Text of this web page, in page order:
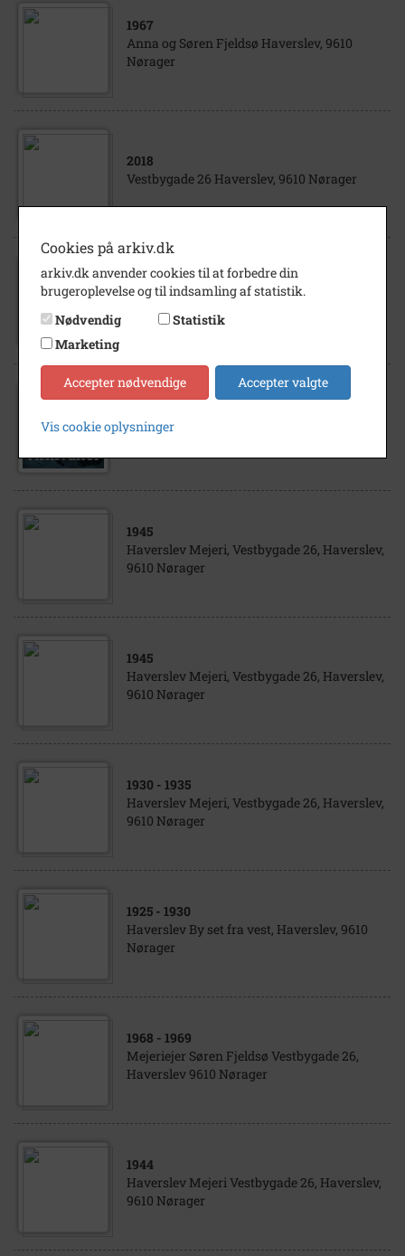
1967
Anna og Søren Fjeldsø Haverslev, 9610
Nørager
2018
Vestbygade 26 Haverslev, 9610 Nørager
1902- 1929
Christian Stevn Søndergade 3 Haverslev
9610 Nørager
1929- 1981
Erhvervsarkiv: Haverslev Mejeri og
1945
Haverslev Mejeri, Vestbygade 26, Haverslev,
9610 Nørager
1945
Haverslev Mejeri, Vestbygade 26, Haverslev,
9610 Nørager
1930 - 1935
Haverslev Mejeri, Vestbygade 26, Haverslev,
9610 Nørager
1925 - 1930
Haverslev By set fra vest, Haverslev, 9610
Nørager
1968 - 1969
Mejeriejer Søren Fjeldsø Vestbygade 26,
Haverslev 9610 Nørager
1944
Haverslev Mejeri Vestbygade 26, Haverslev,
9610 Nørager
Cookies på arkiv.dk
arkiv.dk anvender cookies til at forbedre din
brugeroplevelse og til indsamling af statistik.
Nødvendig
Statistik
Marketing
Accepter nødvendige Accepter valgte
Vis cookie oplysninger